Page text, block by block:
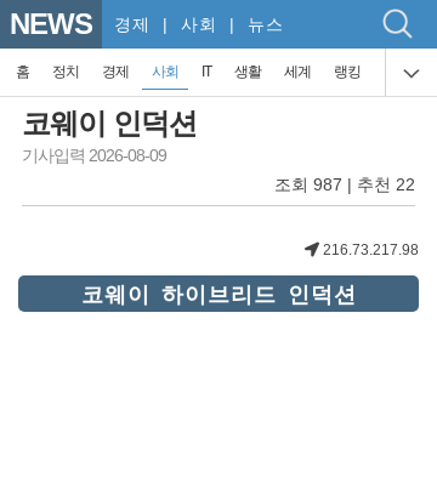
NEWS 경제 | 사회 | 뉴스
홈 정치 경제 사회 IT 생활 세계 랭킹
코웨이 인덕션
기사입력 2026-08-09
조회 987 | 추천 22
216.73.217.98
코웨이 하이브리드 인덕션